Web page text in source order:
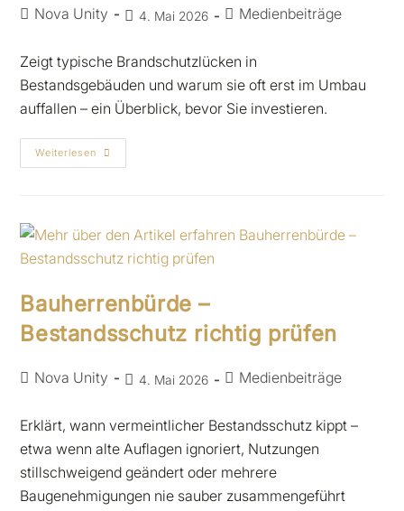
Nova Unity 4. Mai 2026 Medienbeiträge
Zeigt typische Brandschutzlücken in
Bestandsgebäuden und warum sie oft erst im Umbau
auffallen – ein Überblick, bevor Sie investieren.
Weiterlesen
Bauherrenbürde –
Bestandsschutz richtig prüfen
Nova Unity 4. Mai 2026 Medienbeiträge
Erklärt, wann vermeintlicher Bestandsschutz kippt –
etwa wenn alte Auflagen ignoriert, Nutzungen
stillschweigend geändert oder mehrere
Baugenehmigungen nie sauber zusammengeführt